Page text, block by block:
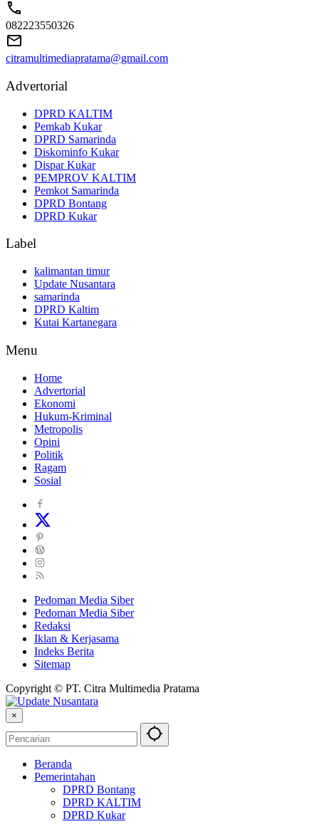
082223550326
citramultimediapratama@gmail.com
Advertorial
DPRD KALTIM
Pemkab Kukar
DPRD Samarinda
Diskominfo Kukar
Dispar Kukar
PEMPROV KALTIM
Pemkot Samarinda
DPRD Bontang
DPRD Kukar
Label
kalimantan timur
Update Nusantara
samarinda
DPRD Kaltim
Kutai Kartanegara
Menu
Home
Advertorial
Ekonomi
Hukum-Kriminal
Metropolis
Opini
Politik
Ragam
Sosial
Pedoman Media Siber
Pedoman Media Siber
Redaksi
Iklan & Kerjasama
Indeks Berita
Sitemap
Copyright © PT. Citra Multimedia Pratama
×
Beranda
Pemerintahan
DPRD Bontang
DPRD KALTIM
DPRD Kukar